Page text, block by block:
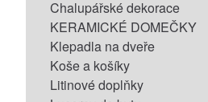
Chalupářské dekorace
KERAMICKÉ DOMEČKY
Klepadla na dveře
Koše a košíky
Litinové doplňky